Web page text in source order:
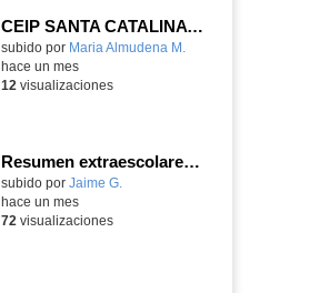
CEIP SANTA CATALINA PROGRAMA READY, STEADY, GO! 2025-26
Contenido educativo.
subido por Maria Almudena M.
hace un mes
12 visualizaciones
Resumen extraescolares IES Clara Campoamor 25-26
subido por Jaime G.
hace un mes
72 visualizaciones